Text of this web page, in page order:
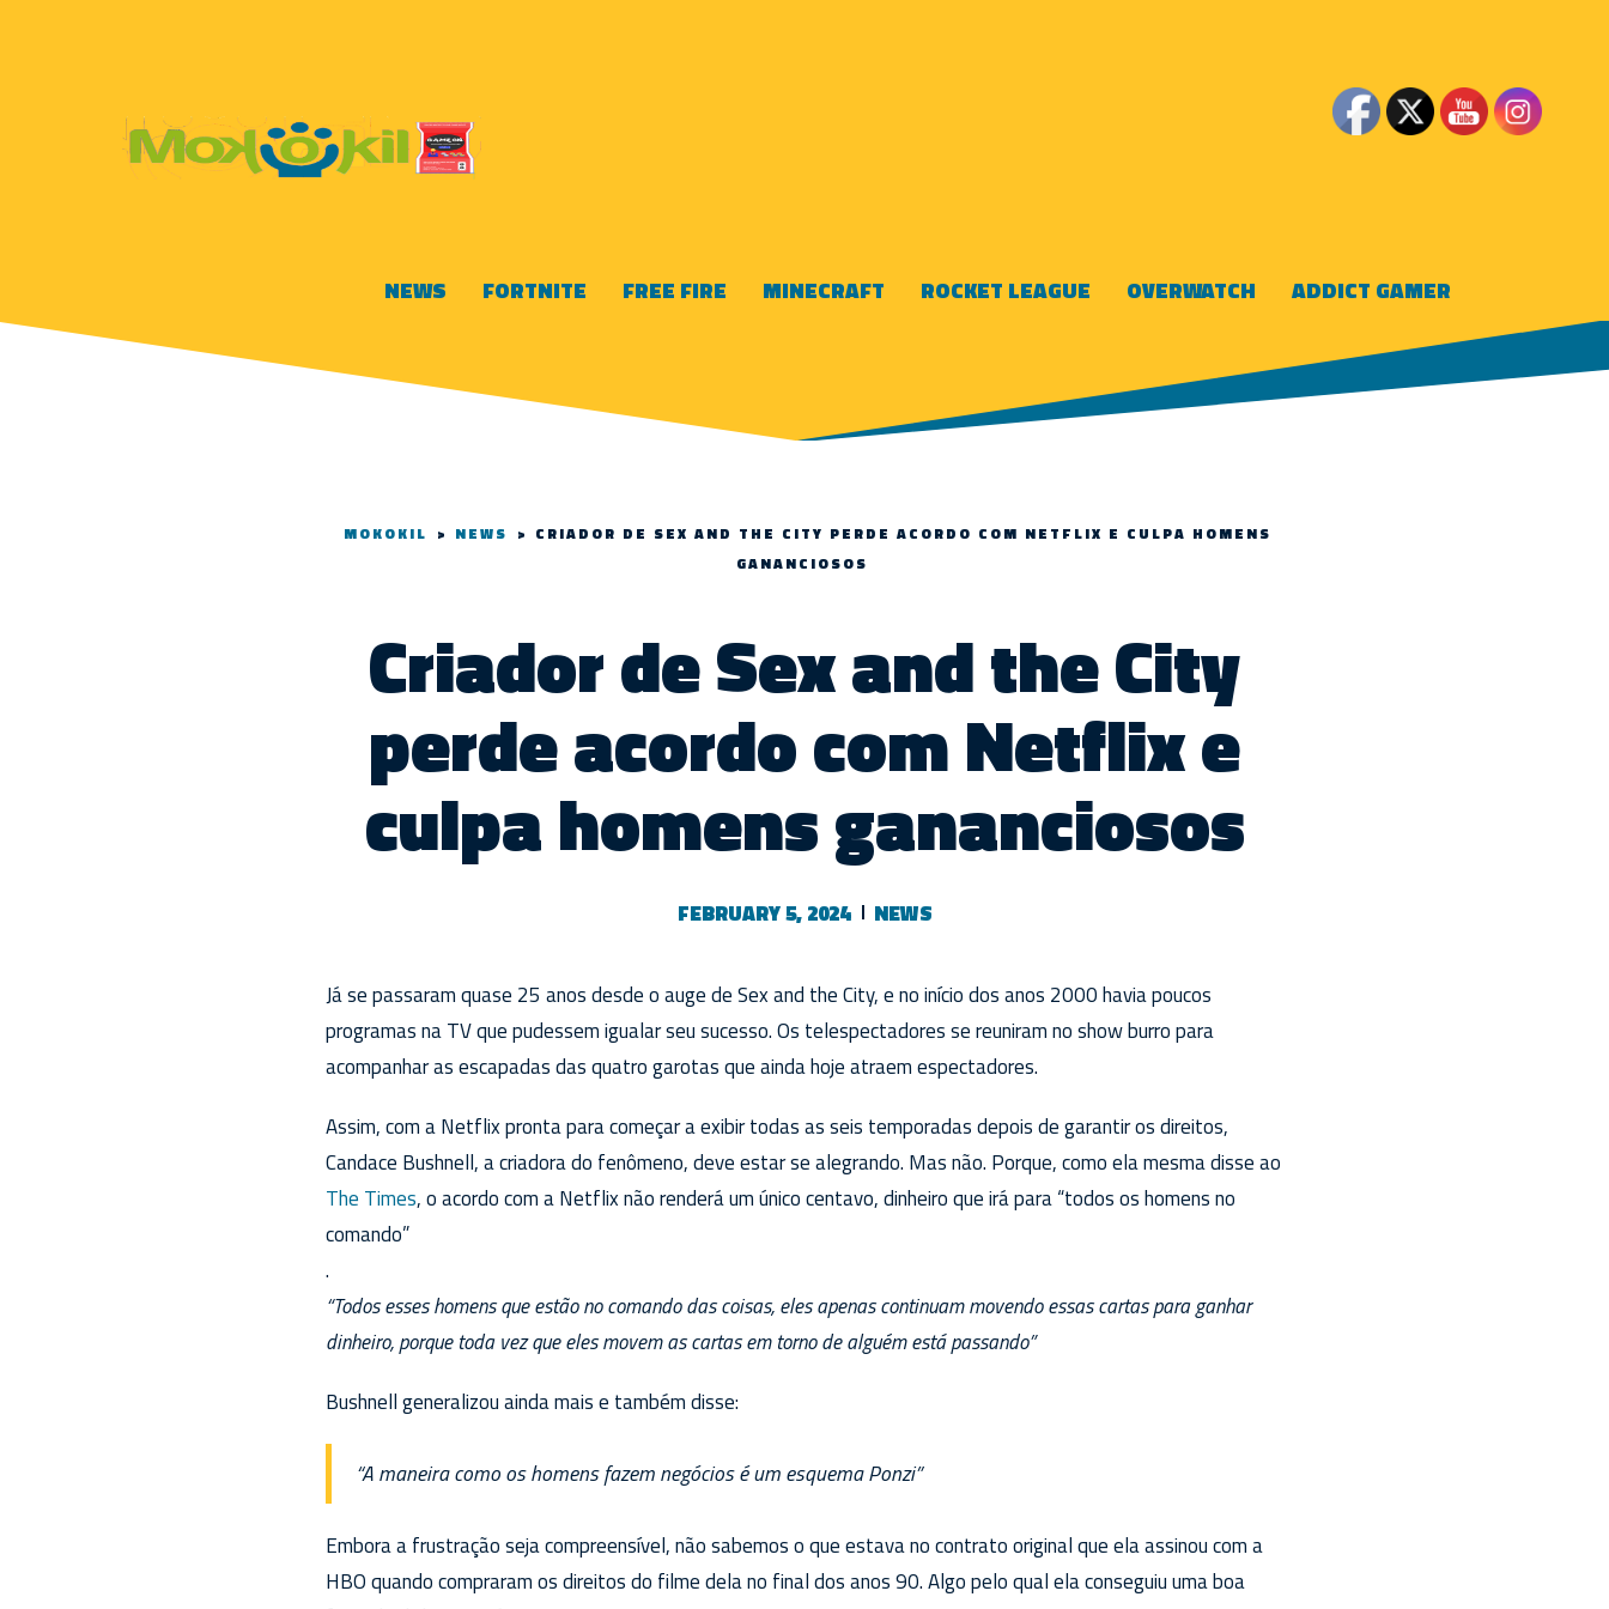
NEWS FORTNITE FREE FIRE MINECRAFT ROCKET LEAGUE OVERWATCH ADDICT GAMER
MOKOKIL > NEWS > CRIADOR DE SEX AND THE CITY PERDE ACORDO COM NETFLIX E CULPA HOMENS
GANANCIOSOS
Criador de Sex and the City
perde acordo com Netflix e
culpa homens gananciosos
FEBRUARY 5, 2024 NEWS
Já se passaram quase 25 anos desde o auge de Sex and the City, e no início dos anos 2000 havia poucos
programas na TV que pudessem igualar seu sucesso. Os telespectadores se reuniram no show burro para
acompanhar as escapadas das quatro garotas que ainda hoje atraem espectadores.
Assim, com a Netflix pronta para começar a exibir todas as seis temporadas depois de garantir os direitos,
Candace Bushnell, a criadora do fenômeno, deve estar se alegrando. Mas não. Porque, como ela mesma disse ao
The Times, o acordo com a Netflix não renderá um único centavo, dinheiro que irá para “todos os homens no
comando”
.
“Todos esses homens que estão no comando das coisas, eles apenas continuam movendo essas cartas para ganhar
dinheiro, porque toda vez que eles movem as cartas em torno de alguém está passando”
Bushnell generalizou ainda mais e também disse:
“A maneira como os homens fazem negócios é um esquema Ponzi”
Embora a frustração seja compreensível, não sabemos o que estava no contrato original que ela assinou com a
HBO quando compraram os direitos do filme dela no final dos anos 90. Algo pelo qual ela conseguiu uma boa